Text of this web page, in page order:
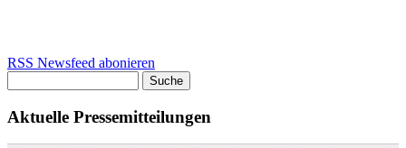
RSS Newsfeed abonieren
Aktuelle Pressemitteilungen